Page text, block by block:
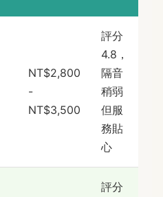
NT$2,800
-
NT$3,500
評分
4.8，
隔音
稍弱
但服
務貼
心
評分